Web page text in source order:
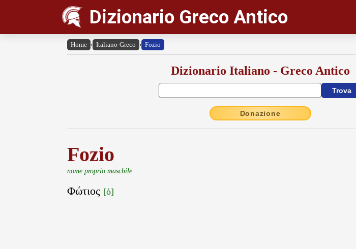
Dizionario Greco Antico
Home › Italiano-Greco › Fozio
Dizionario Italiano - Greco Antico
Donazione
Fozio
nome proprio maschile
Φώτιος [ὁ]